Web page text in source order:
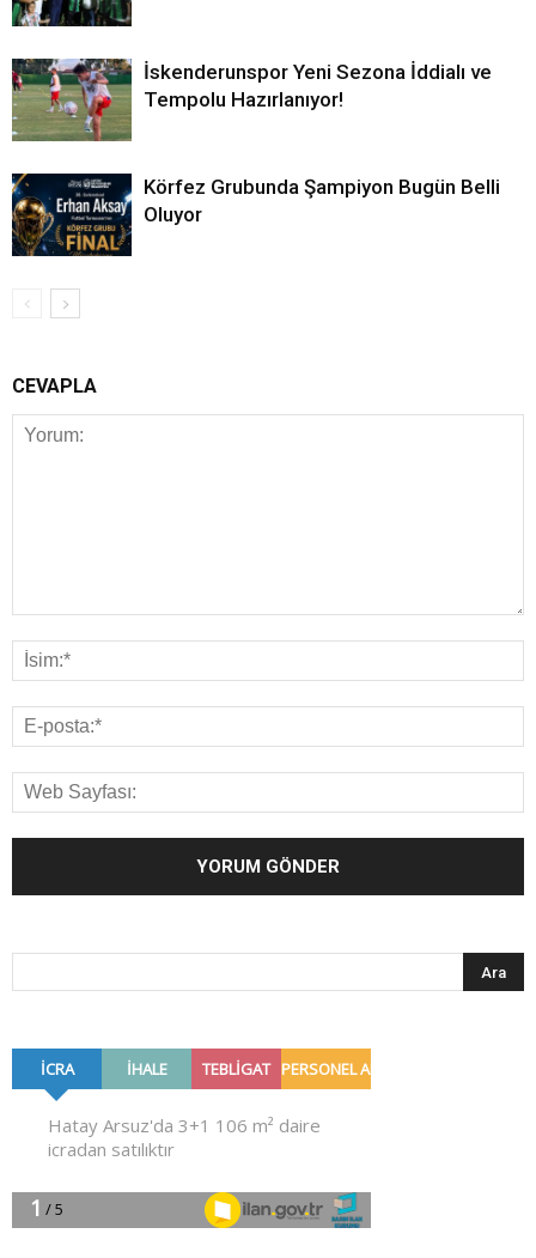
İskenderunspor Yeni Sezona İddialı ve
Tempolu Hazırlanıyor!
Körfez Grubunda Şampiyon Bugün Belli
Oluyor
CEVAPLA